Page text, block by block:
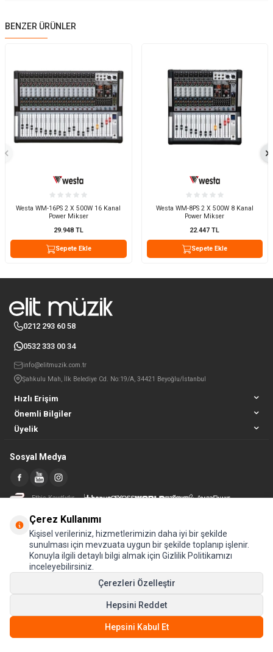
BENZER ÜRÜNLER
Westa WM-16PS 2 X 500W 16 Kanal
Power Mikser
29.948TL
Sepete Ekle
Westa WM-8PS 2 X 500W 8 Kanal
Power Mikser
22.447 TL
Sepete Ekle
Hızlı Erişim
Önemli Bilgiler
Üyelik
0212 293 60 58
0532 333 00 34
info@elitmuzik.com.tr
Şahkulu Mah, İlk Belediye Cd. No:19/A, 34421 Beyoğlu/İstanbul
Sosyal Medya
Etbis Kayıtlıdır
© Tüm hakları saklıdır.
Çerez Kullanımı
Kişisel verileriniz, hizmetlerimizin daha iyi bir şekilde
sunulması için mevzuata uygun bir şekilde toplanıp işlenir.
Konuyla ilgili detaylı bilgi almak için Gizlilik Politikamızı
inceleyebilirsiniz.
Çerezleri Özelleştir
Hepsini Reddet
Hepsini Kabul Et